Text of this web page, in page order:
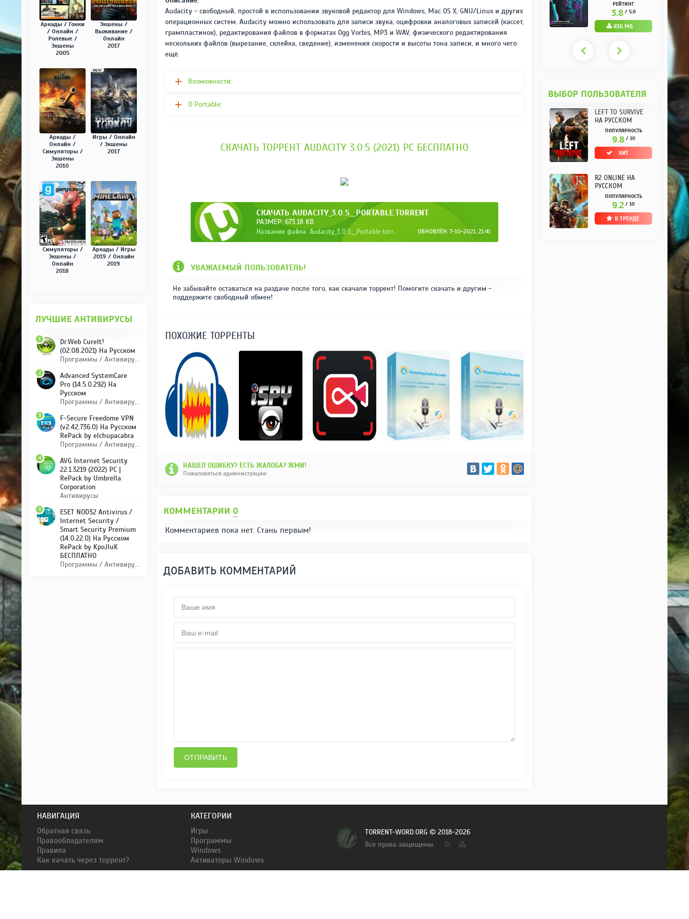
Audacity - свободный, простой в использовании звуковой редактор для Windows, Mac OS X, GNU/Linux и других
операционных систем. Audacity можно использовать для записи звука, оцифровки аналоговых записей (кассет,
грампластинок), редактирования файлов в форматах Ogg Vorbis, MP3 и WAV, физического редактирования
нескольких файлов (вырезание, склейка, сведение), изменения скорости и высоты тона записи, и много чего
ещё.
Возможности:
О Portable:
СКАЧАТЬ ТОРРЕНТ AUDACITY 3.0.5 (2021) PC БЕСПЛАТНО
СКАЧАТЬ AUDACITY_3.0.5__PORTABLE.TORRENT
РАЗМЕР: 673.18 KB
ОБНОВЛЁН: 7-10-2021, 21:41
Название файла: Audacity_3.0.5__Portable.torrent
УВАЖАЕМЫЙ ПОЛЬЗОВАТЕЛЬ!
Не забывайте оставаться на раздаче после того, как скачали торрент! Помогите скачать и другим -
поддержите свободный обмен!
ПОХОЖИЕ ТОРРЕНТЫ
НАШЕЛ ОШИБКУ? ЕСТЬ ЖАЛОБА? ЖМИ!
Пожаловаться администрации
КОММЕНТАРИИ 0
Комментариев пока нет. Стань первым!
ДОБАВИТЬ КОММЕНТАРИЙ
ОТПРАВИТЬ
Аркады / Гонки
/ Онлайн /
Ролевые /
Экшены
2005
Экшены /
Выживание /
Онлайн
2017
Аркады /
Онлайн /
Симуляторы /
Экшены
2010
Игры / Онлайн
/ Экшены
2017
Симуляторы /
Экшены /
Онлайн
2018
Аркады / Игры
2019 / Онлайн
2019
ЛУЧШИЕ АНТИВИРУСЫ
Dr.Web CureIt!
(02.08.2021) На Русском
Программы / Антивирусы
1
Advanced SystemCare
Pro (14.5.0.292) На
Русском
Программы / Антивирусы
2
F-Secure Freedome VPN
(v2.42.736.0) На Русском
RePack by elchupacabra
Программы / Антивирусы
3
AVG Internet Security
22.1.3219 (2022) PC |
RePack by Umbrella
Corporation
Антивирусы
4
ESET NOD32 Antivirus /
Internet Security /
Smart Security Premium
(14.0.22.0) На Русском
RePack by KpoJIuK
БЕСПЛАТНО
Программы / Антивирусы
5
3.4/ 5.0
297 МБ
ОТ KPOJIUK
3.7/ 5.0
1.11 ГБ
(10.3.0.10) НА
РУССКОМ REPACK
ОТ KPOJIUK
РЕЙТИНГ
3.8 / 5.0
836 МБ
ВЫБОР ПОЛЬЗОВАТЕЛЯ
LEFT TO SURVIVE
НА РУССКОМ
ПОПУЛЯРНОСТЬ
9.8 / 10
ХИТ
R2 ONLINE НА
РУССКОМ
ПОПУЛЯРНОСТЬ
9.2 / 10
В ТРЕНДЕ
НАВИГАЦИЯ
Обратная связь
Правообладателям
Правила
Как качать через торрент?
КАТЕГОРИИ
Игры
Программы
Windows
Активаторы Windows
TORRENT-WORD.ORG © 2018-2026
Все права защищены.